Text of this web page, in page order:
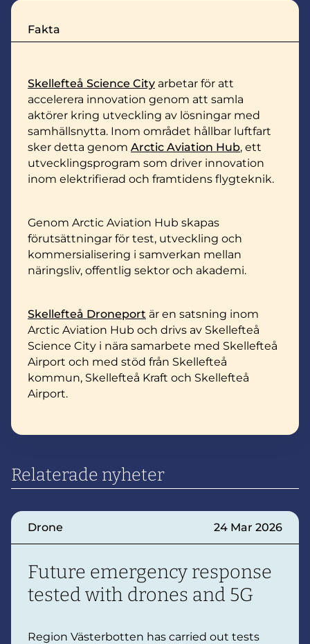
Fakta
Skellefteå Science City arbetar för att
accelerera innovation genom att samla
aktörer kring utveckling av lösningar med
samhällsnytta. Inom området hållbar luftfart
sker detta genom Arctic Aviation Hub, ett
utvecklingsprogram som driver innovation
inom elektrifierad och framtidens flygteknik.
Genom Arctic Aviation Hub skapas
förutsättningar för test, utveckling och
kommersialisering i samverkan mellan
näringsliv, offentlig sektor och akademi.
Skellefteå Droneport är en satsning inom
Arctic Aviation Hub och drivs av Skellefteå
Science City i nära samarbete med Skellefteå
Airport och med stöd från Skellefteå
kommun, Skellefteå Kraft och Skellefteå
Airport.
Relaterade nyheter
Drone 24 Mar 2026
Future emergency response
tested with drones and 5G
Region Västerbotten has carried out tests